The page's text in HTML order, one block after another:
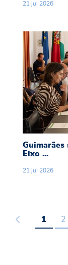
21 jul 2026
Guimarães
Eixo ...
21 jul 2026
1 2